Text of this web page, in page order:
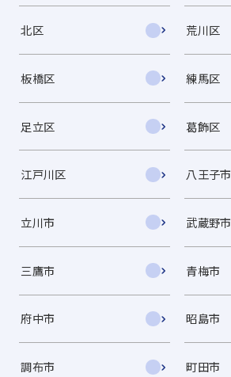
北区 荒川区
板橋区 練馬区
足立区 葛飾区
江戸川区 八王子市
立川市 武蔵野市
三鷹市 青梅市
府中市 昭島市
調布市 町田市